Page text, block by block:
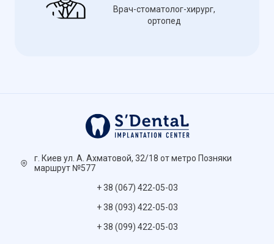
Врач-стоматолог-хирург,
ортопед
г. Киев ул. А. Ахматовой, 32/18 от метро Позняки
маршрут №577
+ 38 (067) 422-05-03
+ 38 (093) 422-05-03
+ 38 (099) 422-05-03